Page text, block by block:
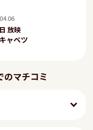
放映
ャベツ
のマチコミ